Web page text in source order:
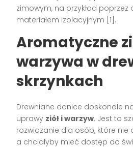
zimowym, na przykład poprzez
materiałem izolacyjnym [1].
Aromatyczne
warzywa w
skrzynkach
Drewniane donice doskonale
uprawy ziół i warzyw. Jest to
rozwiązanie dla osób, które
a chciałyby mieć dostęp do